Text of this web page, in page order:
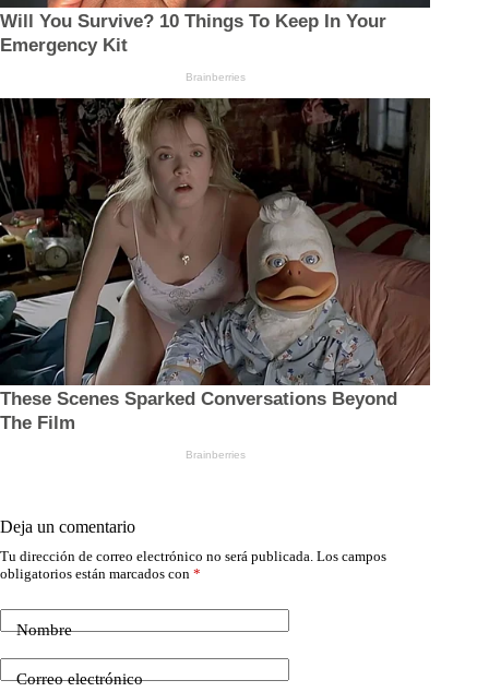
Deja un comentario
Tu dirección de correo electrónico no será publicada. Los campos
obligatorios están marcados con *
Nombre
Correo electrónico